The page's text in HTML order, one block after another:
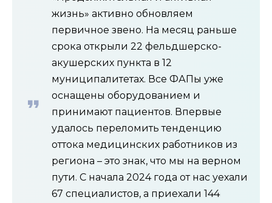
жизнь» активно обновляем
первичное звено. На месяц раньше
срока открыли 22 фельдшерско-
акушерских пункта в 12
муниципалитетах. Все ФАПы уже
оснащены оборудованием и
принимают пациентов. Впервые
удалось переломить тенденцию
оттока медицинских работников из
региона – это знак, что мы на верном
пути. С начала 2024 года от нас уехали
67 специалистов, а приехали 144